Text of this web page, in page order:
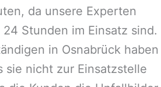
da unsere Experten
Stunden im Einsatz sind.
in Osnabrückhaben
sie nicht zur Einsatzstelle